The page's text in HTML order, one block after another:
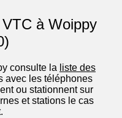
à Woippy
consulte la liste des
avec les téléphones
ou stationnent sur
et stations le cas